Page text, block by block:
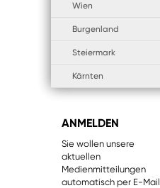
Wien
Burgenland
Steiermark
Kärnten
ANMELDEN
Sie wollen unsere
aktuellen
Medienmitteilungen
automatisch per E-Mail